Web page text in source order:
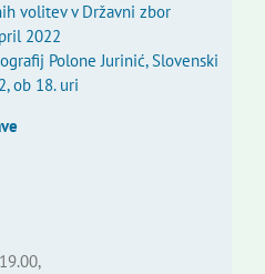
volitev v Državni zbor
2022
Polone Jurinić, Slovenski
ob 18. uri